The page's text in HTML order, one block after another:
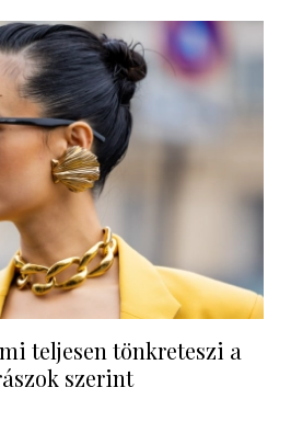
teljesen tönkreteszi a
szerint